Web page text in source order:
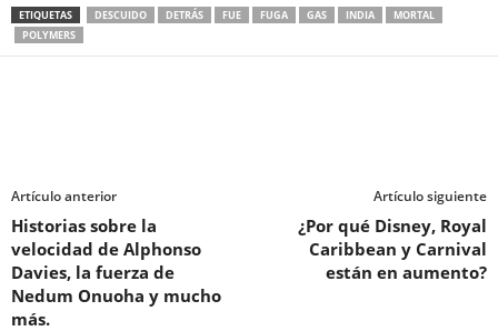
ETIQUETAS DESCUIDO DETRÁS FUE FUGA GAS INDIA
MORTAL
POLYMERS
Artículo anterior
Historias sobre la
velocidad de Alphonso
Davies, la fuerza de
Nedum Onuoha y mucho
más.
Artículo siguiente
¿Por qué Disney, Royal
Caribbean y Carnival
están en aumento?